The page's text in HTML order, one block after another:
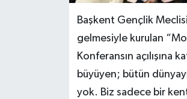
Başkent Gençlik
gelmesiyle kurulan
Konferansın açılışına
büyüyen; bütün
yok. Biz sadece bir